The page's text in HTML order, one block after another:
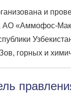
и
АО «Аммофос-
горных и